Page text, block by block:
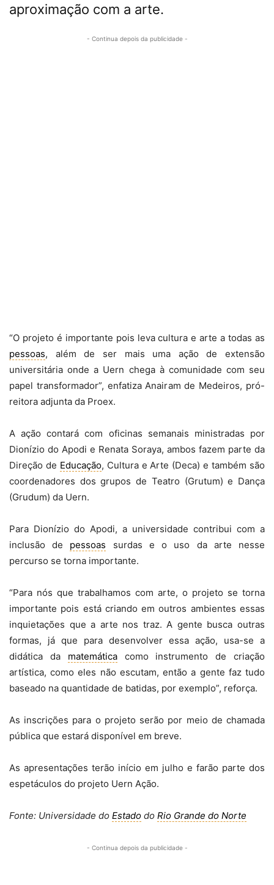
aproximação com a arte.
- Continua depois da publicidade -
“O projeto é importante pois leva cultura e arte a todas as
pessoas, além de ser mais uma ação de extensão
universitária onde a Uern chega à comunidade com seu
papel transformador”, enfatiza Anairam de Medeiros, pró-
reitora adjunta da Proex.
A ação contará com oficinas semanais ministradas por
Dionízio do Apodi e Renata Soraya, ambos fazem parte da
Direção de Educação, Cultura e Arte (Deca) e também são
coordenadores dos grupos de Teatro (Grutum) e Dança
(Grudum) da Uern.
Para Dionízio do Apodi, a universidade contribui com a
inclusão de pessoas surdas e o uso da arte nesse
percurso se torna importante.
“Para nós que trabalhamos com arte, o projeto se torna
importante pois está criando em outros ambientes essas
inquietações que a arte nos traz. A gente busca outras
formas, já que para desenvolver essa ação, usa-se a
didática da matemáticacomo instrumento de criação
artística, como eles não escutam, então a gente faz tudo
baseado na quantidade de batidas, por exemplo”, reforça.
As inscrições para o projeto serão por meio de chamada
pública que estará disponível em breve.
As apresentações terão início em julho e farão parte dos
espetáculos do projeto Uern Ação.
Fonte: Universidade do Estado do Rio Grande do Norte
- Continua depois da publicidade -